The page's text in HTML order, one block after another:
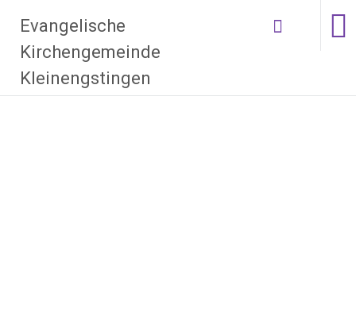
Evangelische
Kirchengemeinde
Kleinengstingen
Zum Inhalt
springen